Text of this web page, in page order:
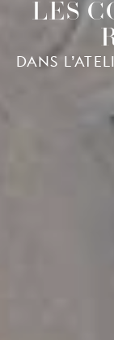
LES
DANS